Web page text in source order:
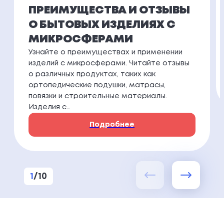
ПРЕИМУЩЕСТВА И ОТЗЫВЫ
О БЫТОВЫХ ИЗДЕЛИЯХ С
МИКРОСФЕРАМИ
Узнайте о преимуществах и применении
изделий с микросферами. Читайте отзывы
о различных продуктах, таких как
ортопедические подушки, матрасы,
повязки и строительные материалы.
Изделия с…
Подробнее
1 / 10